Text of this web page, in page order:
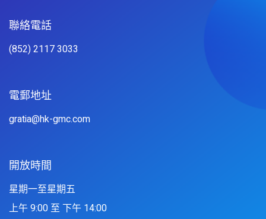
聯絡電話​
(852) 2117 3033
電郵地址
gratia@hk-gmc.com
開放時間
星期一至星期五
上午 9:00 至 下午 14:00